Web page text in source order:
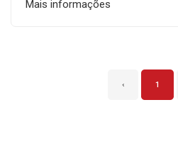
Mais informações
‹ 1